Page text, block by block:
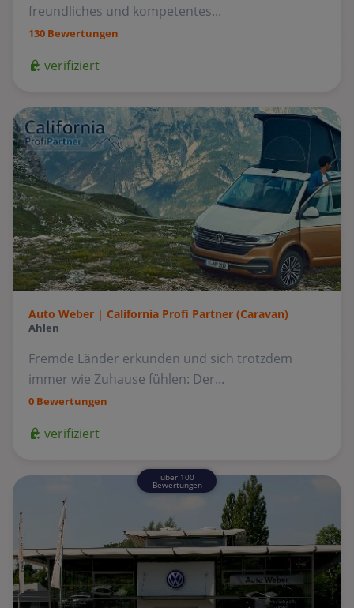
freundliches und kompetentes...
130 Bewertungen
verifiziert
Auto Weber | California Profi Partner (Caravan)
Ahlen
Fremde Länder erkunden und sich trotzdem
immer wie Zuhause fühlen: Der...
0 Bewertungen
verifiziert
über 100
Bewertungen